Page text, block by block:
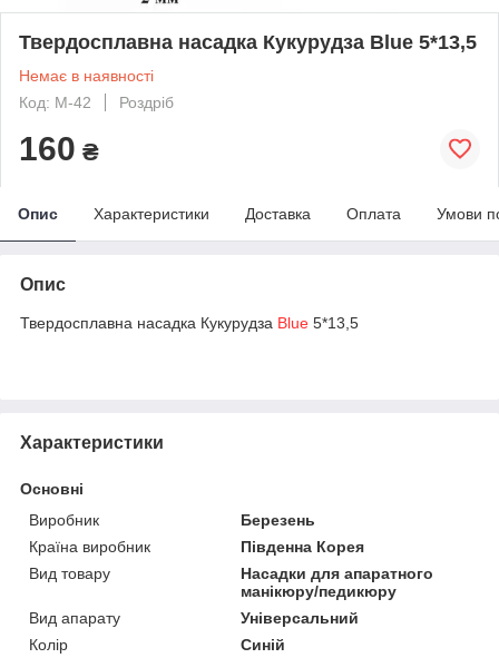
Твердосплавна насадка Кукурудза Blue 5*13,5
Немає в наявності
Код: М-42
Роздріб
160 ₴
Опис Характеристики Доставка Оплата Умови
Опис
Твердосплавна насадка Кукурудза Blue 5*13,5
Характеристики
Основні
Виробник
Березень
Країна виробник
Південна Корея
Вид товару
Насадки для апаратного
манікюру/педикюру
Вид апарату
Універсальний
Колір
Синій